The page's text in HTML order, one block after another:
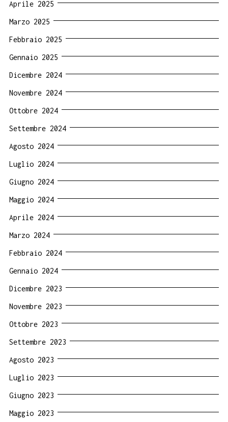
Aprile 2025
Marzo 2025
Febbraio 2025
Gennaio 2025
Dicembre 2024
Novembre 2024
Ottobre 2024
Settembre 2024
Agosto 2024
Luglio 2024
Giugno 2024
Maggio 2024
Aprile 2024
Marzo 2024
Febbraio 2024
Gennaio 2024
Dicembre 2023
Novembre 2023
Ottobre 2023
Settembre 2023
Agosto 2023
Luglio 2023
Giugno 2023
Maggio 2023